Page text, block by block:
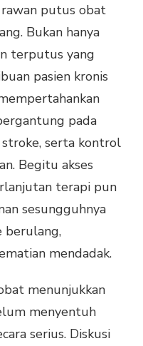
rawan putus obat
Bukan hanya
terputus yang
pasien kronis
pada
serta kontrol
Begitu akses
terapi pun
sesungguhnya
berulang,
mendadak.
menunjukkan
menyentuh
serius. Diskusi